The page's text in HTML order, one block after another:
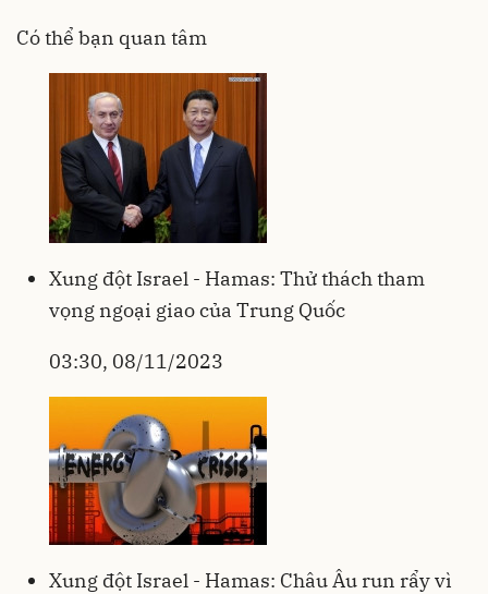
Có thể bạn quan tâm
Xung đột Israel - Hamas: Thử thách tham
vọng ngoại giao của Trung Quốc
03:30, 08/11/2023
Xung đột Israel - Hamas: Châu Âu run rẩy vì